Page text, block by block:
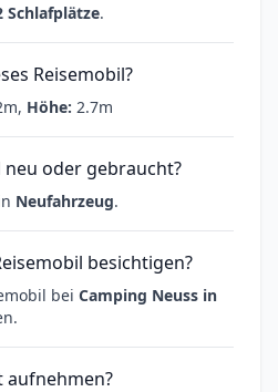
Schlafplätze.
Reisemobil?
Höhe: 2.7m
neu oder gebraucht?
Neufahrzeug.
besichtigen?
bei Camping Neuss in
aufnehmen?